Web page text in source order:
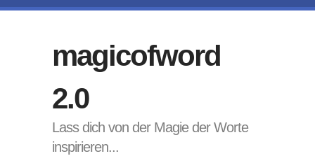
magicofword
2.0
Lass dich von der Magie der Worte
inspirieren...